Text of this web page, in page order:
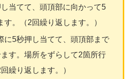
当てて、頭頂部に向かって5
す。（2回繰り返します。）
に5秒押し当てて、頭頂部まで
す。場所をずらして2箇所行
繰り返します。）